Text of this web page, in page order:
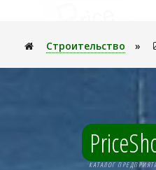
Строительство »
КАТАЛОГ